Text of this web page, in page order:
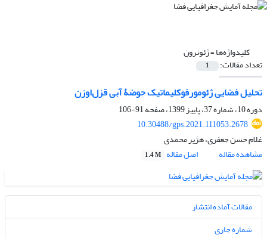
کلیدواژه‌ها =ژئونرون
تعداد مقالات: 1
تحلیل فضایی ژئومورفوکلیماتیک حوضۀ آبی قزل‌اوزن
دوره 10، شماره 37، پاییز 1399، صفحه
91-106
10.30488/gps.2021.111053.2678
غلام حسن جعفری، هژیر محمدی
مشاهده مقاله
اصل مقاله 1.4 M
مقالات آماده انتشار
شماره جاری